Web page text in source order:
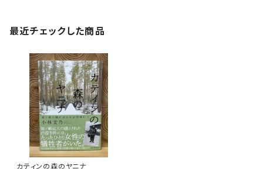
最近チェックした商品
カティンの森のヤニナ